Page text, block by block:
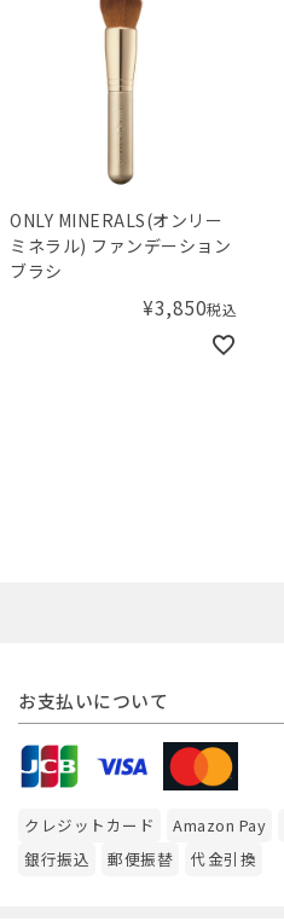
ONLY MINERALS(オンリー
ミネラル) ファンデーション
ブラシ
¥3,850税込
お支払いについて
クレジットカード Amazon Pay
銀行振込
郵便振替 代金引換